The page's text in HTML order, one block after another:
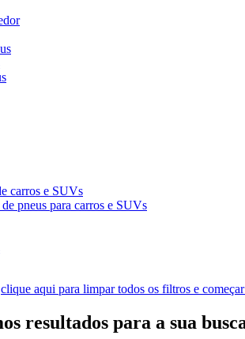
carros e SUVs
pneus para carros e SUVs
clique aqui para limpar todos os filtros e
resultados para a sua